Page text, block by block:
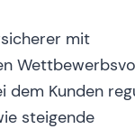
– ein
attraktiven
Erholung.
mit
dem Kunden
steigende